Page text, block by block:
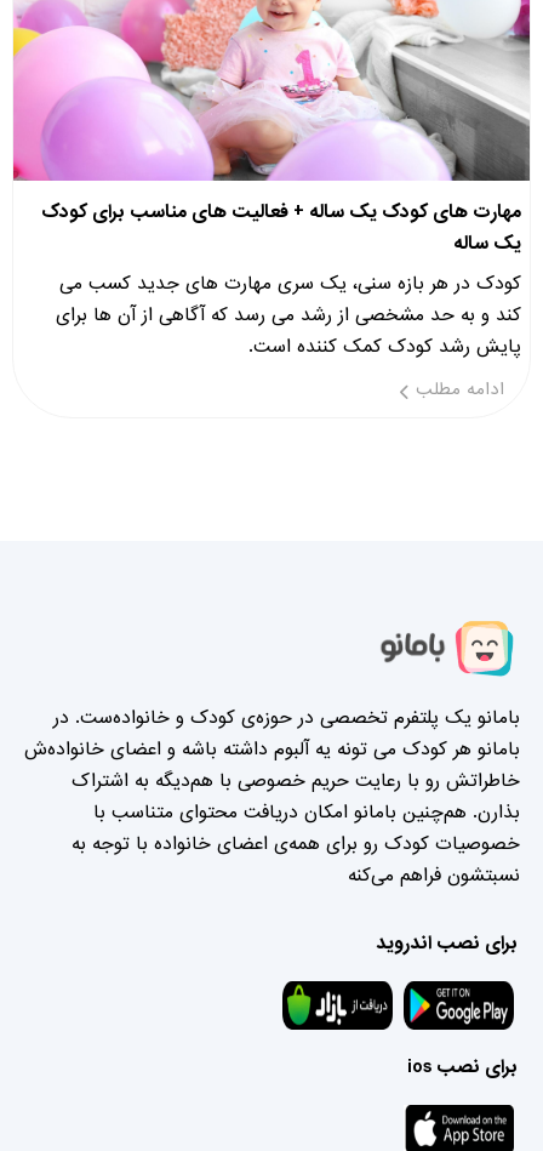
مهارت های کودک یک ساله + فعالیت های مناسب برای کودک
یک ساله
کودک در هر بازه سنی، یک سری مهارت های جدید کسب می
کند و به حد مشخصی از رشد می رسد که آگاهی از آن ها برای
پایش رشد کودک کمک کننده است.
ادامه مطلب
بامانو یک پلتفرم تخصصی در حوزه‌ی کودک و خانواده‌ست. در
بامانو هر کودک می تونه یه آلبوم داشته باشه و اعضای خانواده‌ش
خاطراتش رو با رعایت حریم خصوصی با هم‌دیگه به اشتراک
بذارن. هم‌چنین بامانو امکان دریافت محتوای متناسب با
خصوصیات کودک رو برای همه‌ی اعضای خانواده با توجه به
نسبتشون فراهم می‌کنه
برای نصب اندروید
برای نصب ios